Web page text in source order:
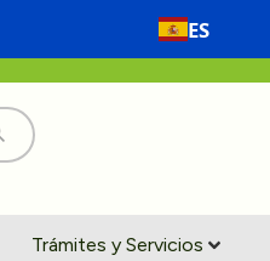
ES
Trámites y Servicios